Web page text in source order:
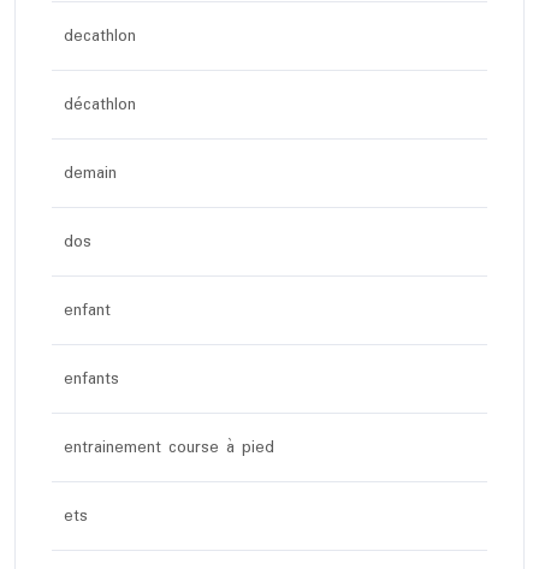
decathlon
décathlon
demain
dos
enfant
enfants
entrainement course à pied
ets